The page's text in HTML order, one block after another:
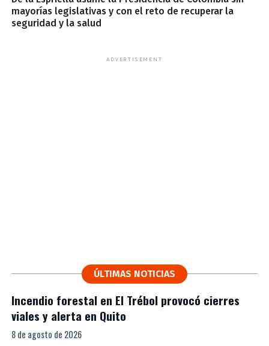
mayorías legislativas y con el reto de recuperar la
seguridad y la salud
ADVERTISEMENT
ÚLTIMAS NOTICIAS
Incendio forestal en El Trébol provocó cierres
viales y alerta en Quito
8 de agosto de 2026